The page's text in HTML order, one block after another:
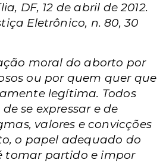
DF, 12 de abril de 2012.
Eletrônico, n. 80, 30
moral do aborto por
ou por quem quer que
legítima. Todos
se expressar e de
valores e convicções
o papel adequado do
tomar partido e impor